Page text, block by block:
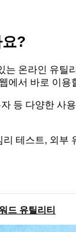
?
온라인 유틸
에서 바로 이용
등 다양한 사
테스트, 외부
드 유틸리티